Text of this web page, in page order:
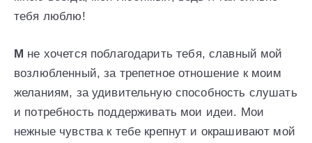
тебя люблю!
М не хочется поблагодарить тебя, славный мой
возлюбленный, за трепетное отношение к моим
желаниям, за удивительную способность слушать
и потребность поддерживать мои идеи. Мои
нежные чувства к тебе крепнут и окрашивают мой